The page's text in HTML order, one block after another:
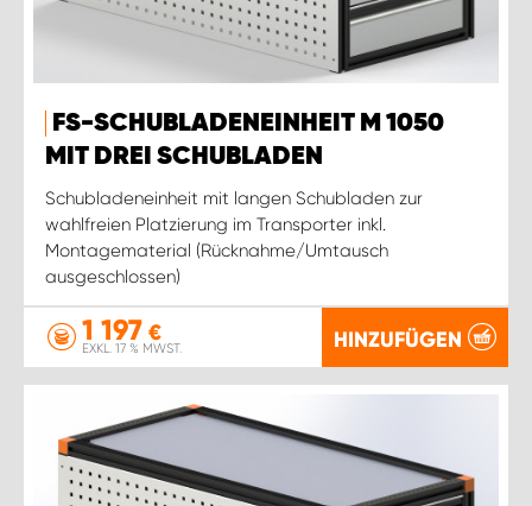
FS-SCHUBLADENEINHEIT M 1050
MIT DREI SCHUBLADEN
Schubladeneinheit mit langen Schubladen zur
wahlfreien Platzierung im Transporter inkl.
Montagematerial (Rücknahme/Umtausch
ausgeschlossen)
1 197 €
EXKL. 17 % MWST. HINZUFÜGEN